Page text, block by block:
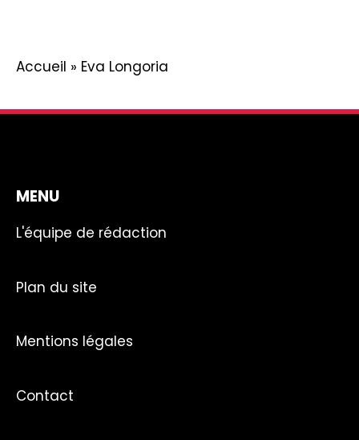
Accueil » Eva Longoria
MENU
L'équipe de rédaction
Plan du site
Mentions légales
Contact